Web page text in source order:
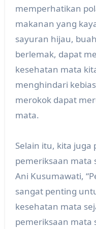
memperhatikan
makanan yang
sayuran hijau,
berlemak, dapat
kesehatan mata
menghindari
merokok dapat
mata.
Selain itu, kita juga
pemeriksaan mata
Ani Kusumawati,
sangat penting
kesehatan mata
pemeriksaan mata